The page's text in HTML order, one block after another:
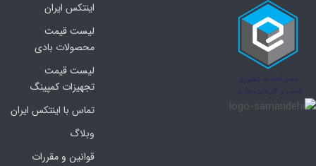
اینتکس ایران
لیست قیمت
محصولات بادی
لیست قیمت
تجهیزات کمپینگ
تماس با اینتکس ایران
وبلاگ
قوانین و مقررات